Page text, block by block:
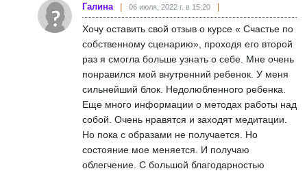
Галина 06 июля, 2022 г. в 15:20
Хочу оставить свой отзыв о курсе « Счастье по
собственному сценарию», проходя его второй
раз я смогла больше узнать о себе. Мне очень
понравился мой внутренний ребенок. У меня
сильнейший блок. Недолюбленного ребенка.
Еще много информации о методах работы над
собой. Очень нравятся и заходят медитации.
Но пока с образами не получается. Но
состояние мое меняется. И получаю
облегчение. С большой благодарностью